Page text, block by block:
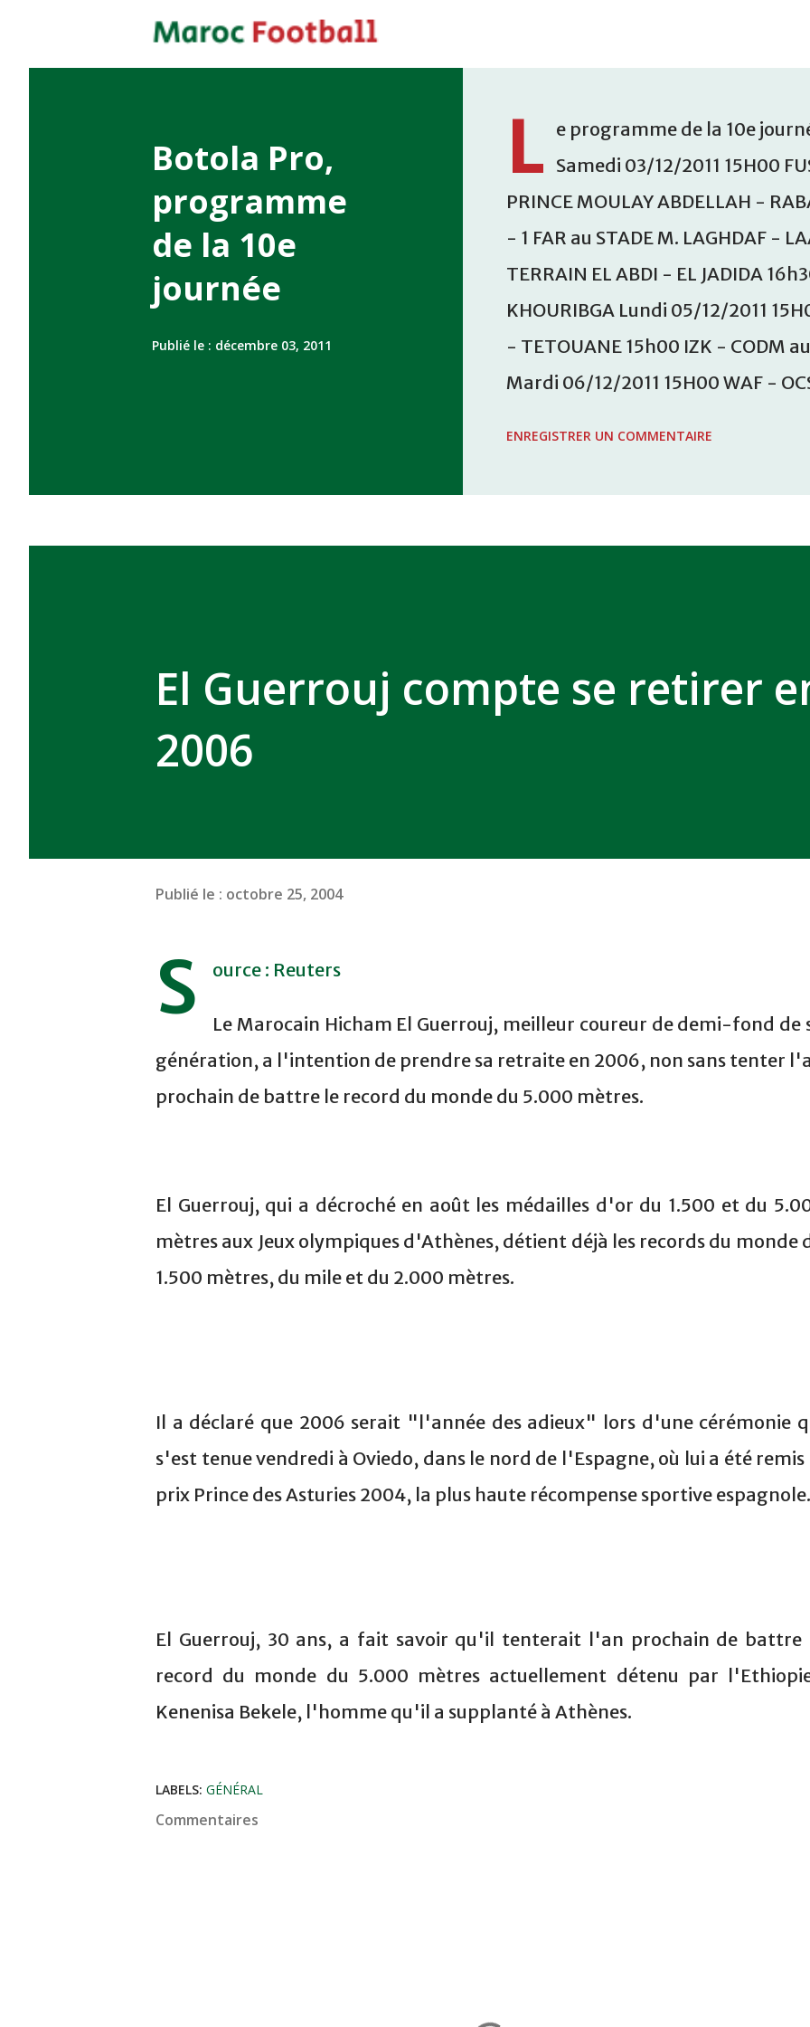
Botola Pro,
programme
de la 10e
journée
Publié le : décembre 03, 2011
L e programme de la 10e
Samedi 03/12/2011 15H00
PRINCE MOULAY ABDELLAH -
- 1 FAR au STADE M. LAGHDAF -
TERRAIN EL ABDI - EL JADIDA
KHOURIBGA Lundi 05/12/2011
- TETOUANE 15h00 IZK - CODM
Mardi 06/12/2011 15H00 WAF -
ENREGISTRER UN COMMENTAIRE
El Guerrouj compte se retirer
2006
Publié le : octobre 25, 2004
S ource : Reuters
Le Marocain Hicham El Guerrouj, meilleur coureur de demi-fond de
génération, a l'intention de prendre sa retraite en 2006, non sans tenter
prochain de battre le record du monde du 5.000 mètres.
El Guerrouj, qui a décroché en août les médailles d'or du 1.500 et du
mètres aux Jeux olympiques d'Athènes, détient déjà les records du monde
1.500 mètres, du mile et du 2.000 mètres.
Il a déclaré que 2006 serait "l'année des adieux" lors d'une cérémonie
s'est tenue vendredi à Oviedo, dans le nord de l'Espagne, où lui a été remis
prix Prince des Asturies 2004, la plus haute récompense sportive espagnole.
El Guerrouj, 30 ans, a fait savoir qu'il tenterait l'an prochain de battre
record du monde du 5.000 mètres actuellement détenu par
Kenenisa Bekele, l'homme qu'il a supplanté à Athènes.
LABELS: GÉNÉRAL
Commentaires